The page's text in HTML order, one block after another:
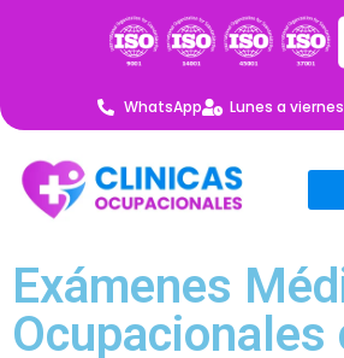
WhatsApp Lunes a
Exámenes
Ocupacionales